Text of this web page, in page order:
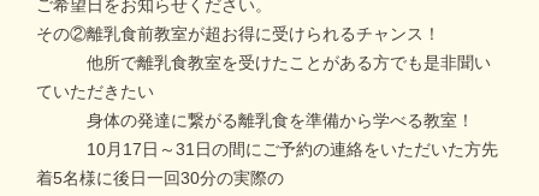
ご希望日をお知らせください。
その②離乳食前教室が超お得に受けられるチャンス！
他所で離乳食教室を受けたことがある方でも是非聞い
ていただきたい
身体の発達に繋がる離乳食を準備から学べる教室！
10月17日～31日の間にご予約の連絡をいただいた方先
着5名様に後日一回30分の実際の